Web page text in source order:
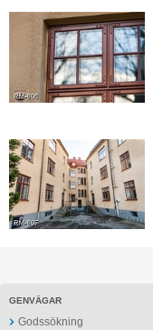
GENVÄGAR
Godssökning